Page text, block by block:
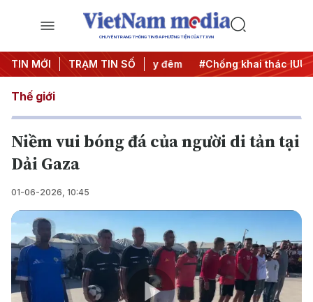
CHUYÊN TRANG THÔNG TIN ĐA PHƯƠNG TIỆN CỦA TTXVN
TIN MỚI TRẠM TIN SỐ
#Chiến dịch 500 ngày đêm #Chống khai thác IUU
Thế giới
Niềm vui bóng đá của người di tản tại
Dải Gaza
01-06-2026, 10:45